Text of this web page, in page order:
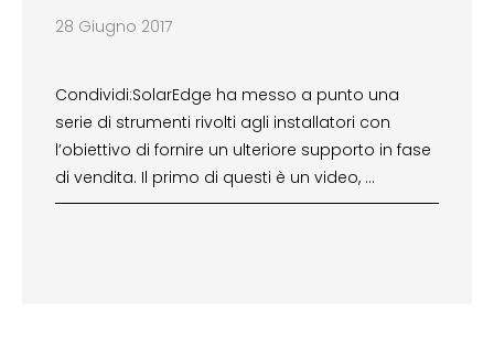
28 Giugno 2017
Condividi:SolarEdge ha messo a punto una
serie di strumenti rivolti agli installatori con
l’obiettivo di fornire un ulteriore supporto in fase
di vendita. Il primo di questi è un video, …